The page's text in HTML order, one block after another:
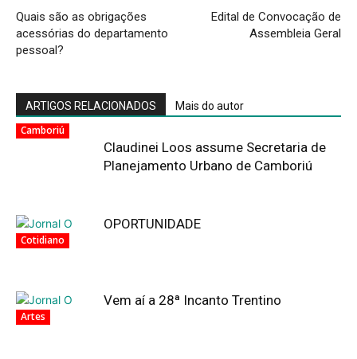
Quais são as obrigações
acessórias do departamento
pessoal?
Edital de Convocação de
Assembleia Geral
ARTIGOS RELACIONADOS Mais do autor
Camboriú
Claudinei Loos assume Secretaria de
Planejamento Urbano de Camboriú
Cotidiano
OPORTUNIDADE
Artes
Vem aí a 28ª Incanto Trentino